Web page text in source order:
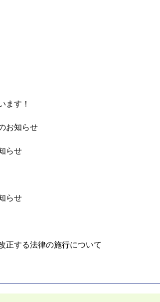
ます！
お知らせ
らせ
らせ
正する法律の施行について